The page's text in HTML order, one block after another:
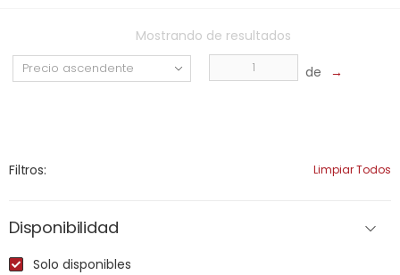
Mostrando de resultados
de →
Filtros: Limpiar Todos
Disponibilidad
Solo disponibles